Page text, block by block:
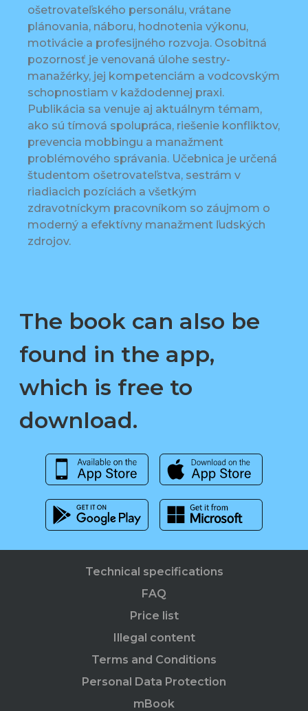
ošetrovateľského personálu, vrátane
plánovania, náboru, hodnotenia výkonu,
motivácie a profesijného rozvoja. Osobitná
pozornosť je venovaná úlohe sestry-
manažérky, jej kompetenciám a vodcovským
schopnostiam v každodennej praxi.
Publikácia sa venuje aj aktuálnym témam,
ako sú tímová spolupráca, riešenie konfliktov,
prevencia mobbingu a manažment
problémového správania. Učebnica je určená
študentom ošetrovateľstva, sestrám v
riadiacich pozíciách a všetkým
zdravotníckym pracovníkom so záujmom o
moderný a efektívny manažment ľudských
zdrojov.
The book can also be
found in the app,
which is free to
download.
Technical specifications
FAQ
Price list
Illegal content
Terms and Conditions
Personal Data Protection
mBook